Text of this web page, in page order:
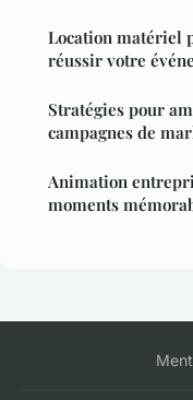
Location matériel
réussir votre
Stratégies pour
campagnes de
Animation
moments